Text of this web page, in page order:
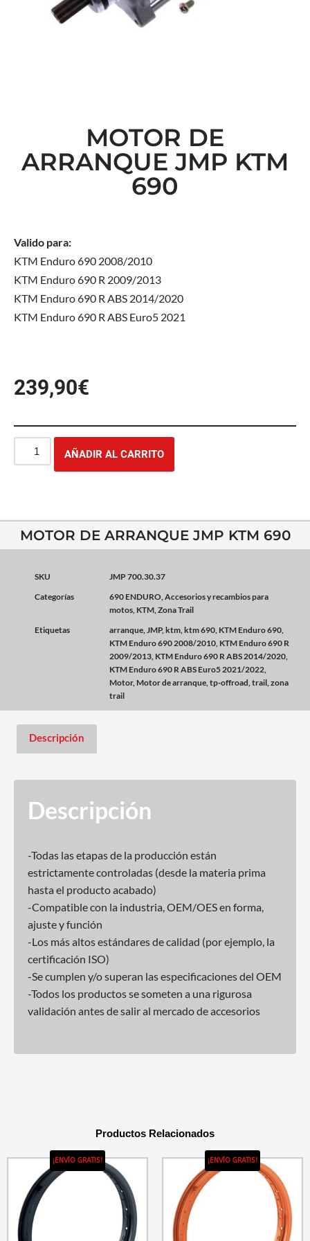
MOTOR DE
ARRANQUE JMP KTM
690
Valido para:
KTM Enduro 690 2008/2010
KTM Enduro 690 R 2009/2013
KTM Enduro 690 R ABS 2014/2020
KTM Enduro 690 R ABS Euro5 2021
239,90€
AÑADIR AL CARRITO
MOTOR DE ARRANQUE JMP KTM 690
SKU
JMP 700.30.37
Categorías
690 ENDURO Accesorios y recambios para
motos KTM Zona Trail
Etiquetas
arranque JMP, ktm ktm 690 KTM Enduro 690
KTM Enduro 690 2008/2010 KTM Enduro 690 R
2009/2013 KTM Enduro 690 R ABS 2014/2020
KTM Enduro 690 R ABS Euro5 2021/2022
Motor, Motor de arranque tp-offroad trail zona
trail
Descripción
Descripción
-Todas las etapas de la producción están
estrictamente controladas (desde la materia prima
hasta el producto acabado)
-Compatible con la industria, OEM/OES en forma,
ajuste y función
-Los más altos estándares de calidad (por ejemplo, la
certificación ISO)
-Se cumplen y/o superan las especificaciones del OEM
-Todos los productos se someten a una rigurosa
validación antes de salir al mercado de accesorios
Productos Relacionados
¡ENVÍO GRATIS! ¡ENVÍO GRATIS!